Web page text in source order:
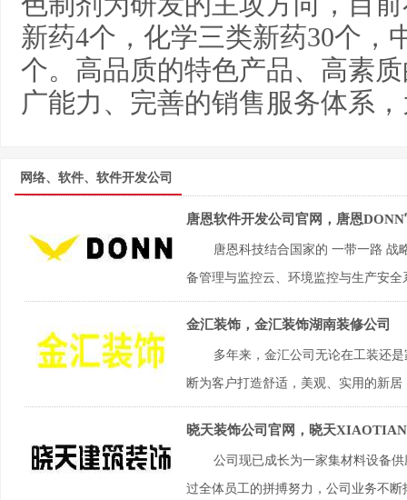
新药4个，化学三类新药30个，
个。高品质的特色产品、高素
广能力、完善的销售服务体系
网络、软件、软件开发公司
唐恩软件开发公司官网，唐恩
唐恩科技结合国家的 一带一路 战
备管理与监控云、环境监控与生产安
金汇装饰，金汇装饰湖南装修公司
多年来，金汇公司无论在工装还
断为客户打造舒适，美观、实用的新
晓天装饰公司官网，晓天
公司现已成长为一家集材料设备
过全体员工的拼搏努力，公司业务不